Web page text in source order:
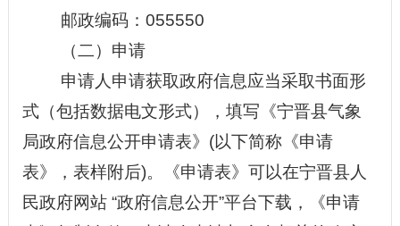
邮政编码： 055550
（二）申请
申请人申请获取政府信息应当采取书面形
式（包括数据电文形式），填写《宁晋县气象
局政府信息公开申请表》 (以下简称《申请
表》，表样附后)。《申请表》可以在宁晋县人
民政府网站 “政府信息公开”平台下载，《申请